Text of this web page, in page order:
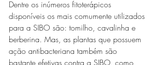
Dentre os inúmeros fitoterápicos
disponíveis os mais comumente utilizados
para a SIBO são: tomilho, cavalinha e
berberina. Mas, as plantas que possuem
ação antibacteriana também são
bastante efetivas contra a SIBO, como